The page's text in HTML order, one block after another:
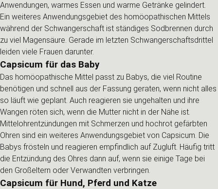
Anwendungen, warmes Essen und warme Getränke gelindert.
Ein weiteres Anwendungsgebiet des homöopathischen Mittels
während der Schwangerschaft ist ständiges Sodbrennen durch
zu viel Magensäure. Gerade im letzten Schwangerschaftsdrittel
leiden viele Frauen darunter.
Capsicum für das Baby
Das homöopathische Mittel passt zu Babys, die viel Routine
benötigen und schnell aus der Fassung geraten, wenn nicht alles
so läuft wie geplant. Auch reagieren sie ungehalten und ihre
Wangen röten sich, wenn die Mutter nicht in der Nähe ist.
Mittelohrentzündungen mit Schmerzen und hochrot gefärbten
Ohren sind ein weiteres Anwendungsgebiet von Capsicum. Die
Babys frösteln und reagieren empfindlich auf Zugluft. Häufig tritt
die Entzündung des Ohres dann auf, wenn sie einige Tage bei
den Großeltern oder Verwandten verbringen.
Capsicum für Hund, Pferd und Katze